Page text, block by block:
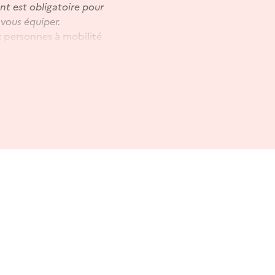
est obligatoire pour
équiper.
à mobilité